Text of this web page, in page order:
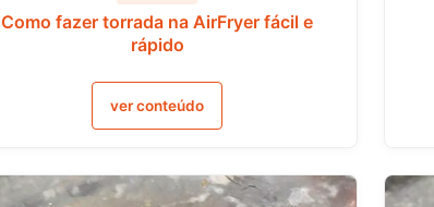
Como fazer torrada na AirFryer fácil e
rápido
ver conteúdo